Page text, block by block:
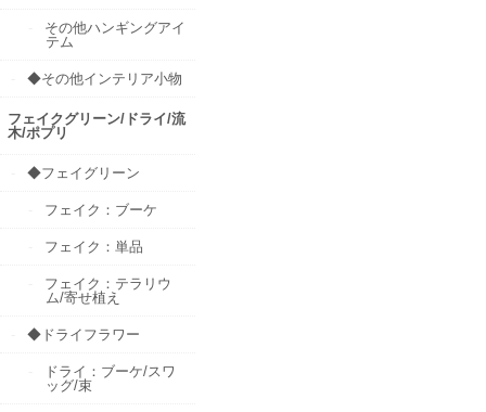
その他ハンギングアイ
テム
◆その他インテリア小物
フェイクグリーン/ドライ/流
木/ポプリ
◆フェイグリーン
フェイク：ブーケ
フェイク：単品
フェイク：テラリウ
ム/寄せ植え
◆ドライフラワー
ドライ：ブーケ/スワ
ッグ/束